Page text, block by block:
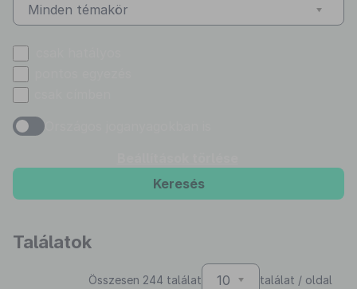
Minden témakör
Keresés
Találatok
Összesen 244 találat 10 találat / oldal